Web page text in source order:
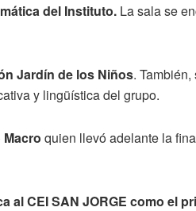
del Instituto. La sala se
Jardín de los Niños.
y lingüística del grupo.
quien llevó adelante la
al CEI SAN JORGE como el